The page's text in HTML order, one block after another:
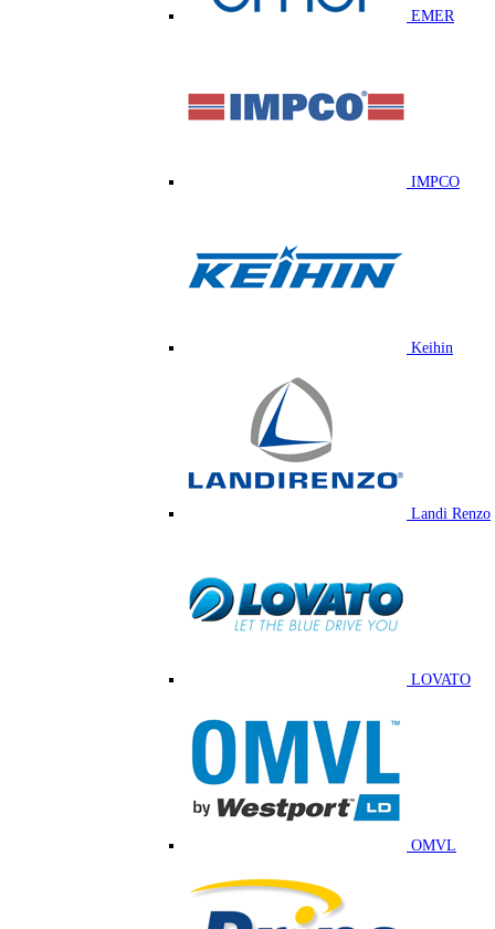
EMER
IMPCO
Keihin
Landi Renzo
LOVATO
OMVL